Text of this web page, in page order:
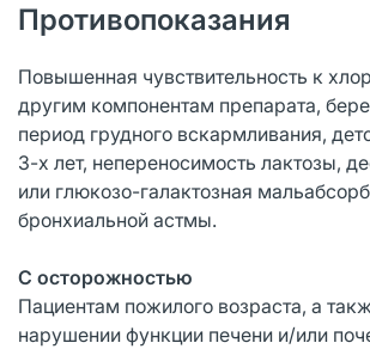
Противопоказания
Повышенная чувствительность к
другим компонентам препарата,
период грудного вскармливания,
3-х лет, непереносимость лактозы,
или глюкозо-галактозная
бронхиальной астмы.
С осторожностью
Пациентам пожилого возраста, а
нарушении функции печени и/или